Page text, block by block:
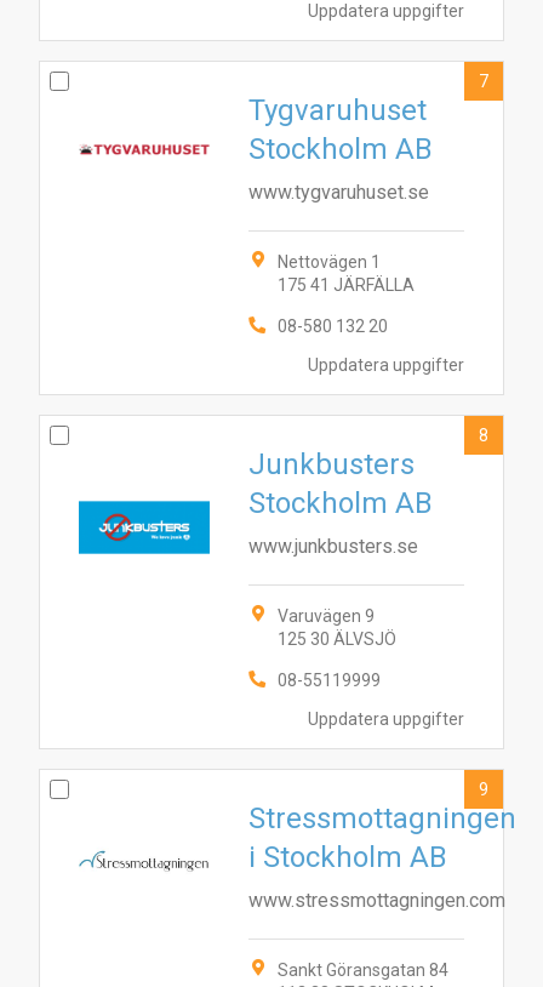
Uppdatera uppgifter
Uppdatera uppgifter
Tygvaruhuset
Stockholm AB
www.tygvaruhuset.se
Nettovägen 1
175 41 JÄRFÄLLA
08-580 132 20
7
Uppdatera uppgifter
Junkbusters
Stockholm AB
www.junkbusters.se
Varuvägen 9
125 30 ÄLVSJÖ
08-55119999
8
Stressmottagningen
i Stockholm AB
www.stressmottagningen.com
Sankt Göransgatan 84
9